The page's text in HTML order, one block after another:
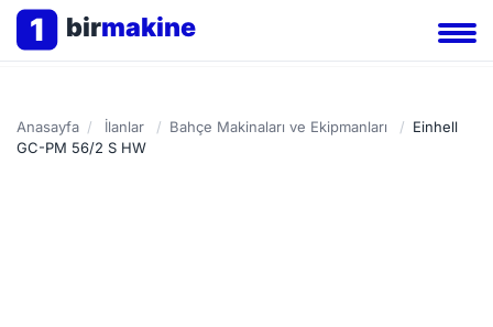
1 birmakine
Anasayfa / İlanlar / Bahçe Makinaları ve Ekipmanları / Einhell
GC-PM 56/2 S HW